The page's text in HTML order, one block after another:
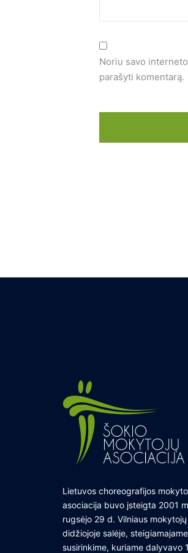
Noriu savo
parašyti komentarą.
Lietuvos choreografijos
asociacija buvo įsteigta 2001
rugsėjo 29 d. Vilniaus
didžiojoje salėje, steigiamajame
susirinkime, kuriame dalyvavo